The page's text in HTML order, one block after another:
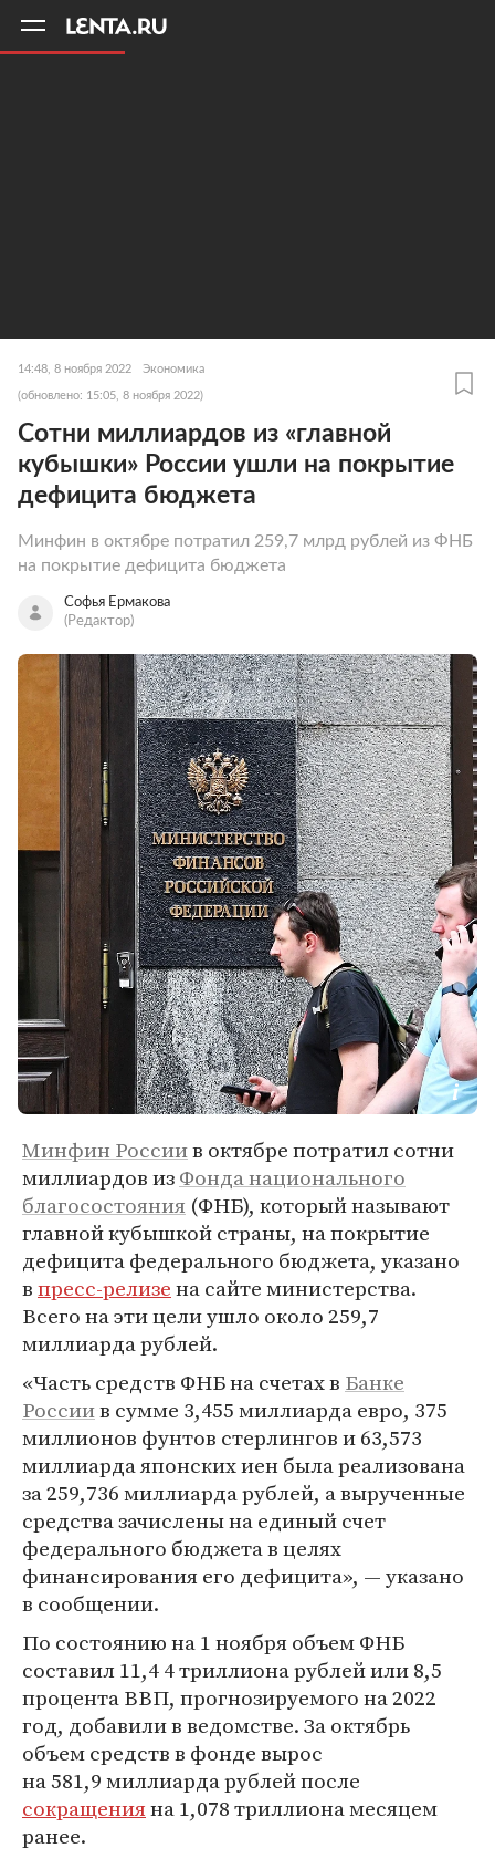
14:48, 8 ноября 2022 Экономика
(обновлено: 15:05, 8 ноября 2022)
Сотни миллиардов из «главной
кубышки» России ушли на покрытие
дефицита бюджета
Минфин в октябре потратил 259,7 млрд рублей из ФНБ
на покрытие дефицита бюджета
Софья Ермакова
(Редактор)
Минфин Россиив октябре потратил сотни
миллиардов изФонда национального
благосостояния (ФНБ), который называют
главной кубышкой страны, на покрытие
дефицита федерального бюджета, указано
впресс-релизена сайте министерства.
Всего на эти цели ушло около 259,7
миллиарда рублей.
«Часть средств ФНБ на счетах в Банке
Россиив сумме 3,455 миллиарда евро, 375
миллионов фунтов стерлингов и 63,573
миллиарда японских иен была реализована
за 259,736 миллиарда рублей, а вырученные
средства зачислены на единый счет
федерального бюджета в целях
финансирования его дефицита», — указано
в сообщении.
По состоянию на 1 ноября объем ФНБ
составил 11,4 4 триллиона рублей или 8,5
процента ВВП, прогнозируемого на 2022
год, добавили в ведомстве. За октябрь
объем средств в фонде вырос
на 581,9 миллиарда рублей после
сокращенияна 1,078 триллиона месяцем
ранее.